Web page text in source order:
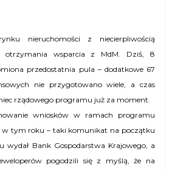
nieruchomości z niecierpliwością
otrzymania wsparcia z MdM. Dziś, 8
przedostatnia pula – dodatkowe 67
nie przygotowano wiele, a czas
rządowego programu już za moment.
wniosków w ramach programu
w tym roku – taki komunikat na początku
wydał Bank Gospodarstwa Krajowego, a
pogodzili się z myślą, że na